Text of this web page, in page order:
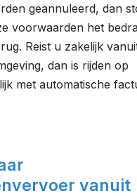
geannuleerd, dan
voorwaarden het
Reist u zakelijk
dan is rijden op
met automatische
vanuit